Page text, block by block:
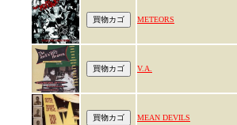
METEORS
V.A.
MEAN DEVILS